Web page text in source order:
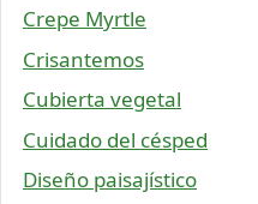
Crepe Myrtle
Crisantemos
Cubierta vegetal
Cuidado del césped
Diseño paisajístico